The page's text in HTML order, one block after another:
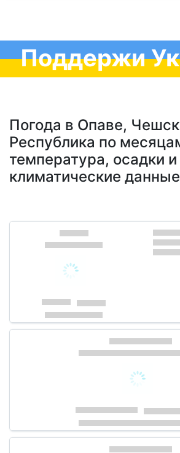
Поддержи
Погода в Опаве,
Республика по
температура, осадки
климатические